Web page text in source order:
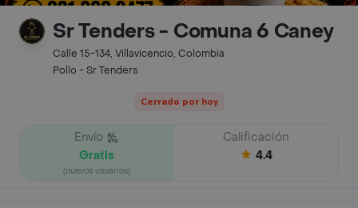
Sr Tenders - Comuna 6 Caney
Calle 15-134, Villavicencio, Colombia
Pollo - Sr Tenders
Cerrado por hoy
Envío
Gratis
(nuevos usuarios)
Calificación
4.4